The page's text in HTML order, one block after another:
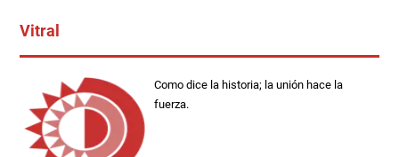
Vitral
Como dice la historia; la unión hace la
fuerza.